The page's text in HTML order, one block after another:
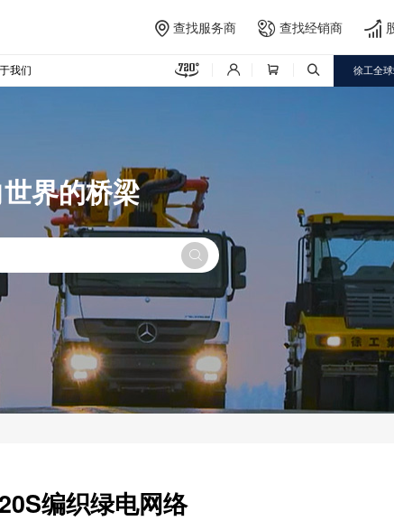
 查找服务商  查找经销商 
我们     徐工全
界的桥梁

编织绿电网络